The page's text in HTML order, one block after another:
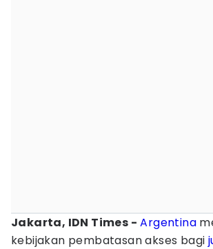
Jakarta, IDN Times - Argentina
kebijakan pembatasan akses bagi